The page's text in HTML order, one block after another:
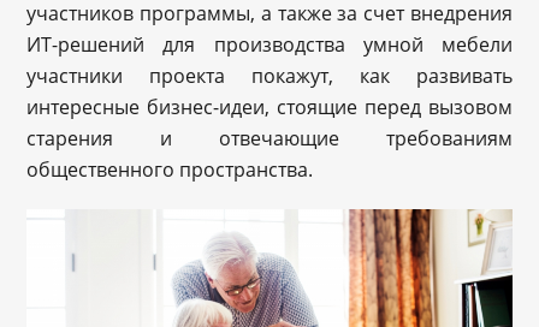
участников программы, а также за счет внедрения
ИТ-решений для производства умной мебели
участники проекта покажут, как развивать
интересные бизнес-идеи, стоящие перед вызовом
старения и отвечающие требованиям
общественного пространства.